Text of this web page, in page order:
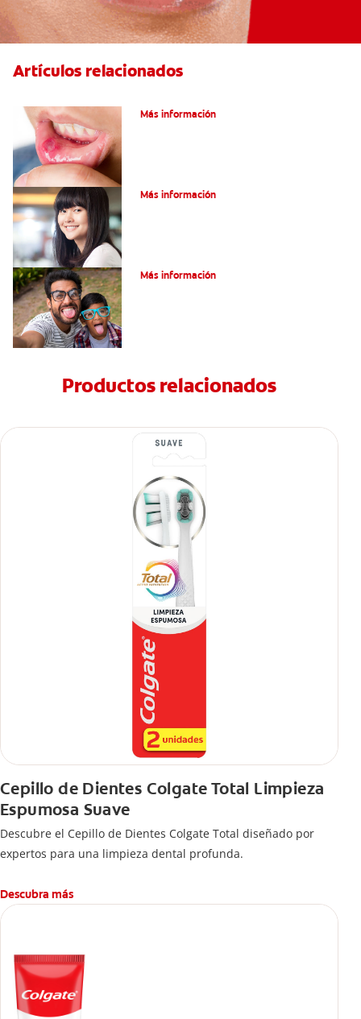
Artículos relacionados
Más información
Más información
Más información
Productos relacionados
Cepillo de Dientes Colgate Total Limpieza
Espumosa Suave
Descubre el Cepillo de Dientes Colgate Total diseñado por
expertos para una limpieza dental profunda.
Descubra más